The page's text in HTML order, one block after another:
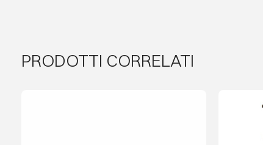
PRODOTTI CORRELATI